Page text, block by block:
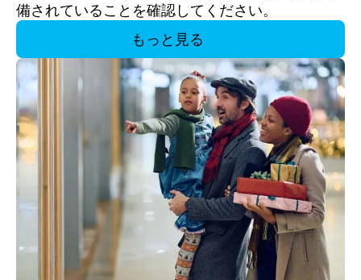
備されていることを確認してください。
もっと見る